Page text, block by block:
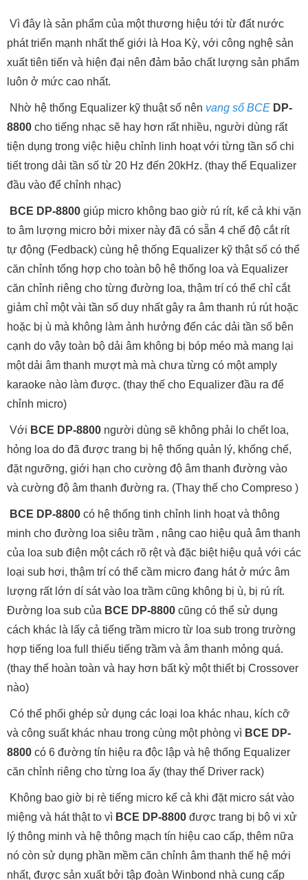
Vì đây là sản phẩm của một thương hiệu tới từ đất nước
phát triển mạnh nhất thế giới là Hoa Kỳ, với công nghệ sản
xuất tiên tiến và hiện đại nên đảm bảo chất lượng sản phẩm
luôn ở mức cao nhất.
Nhờ hệ thống Equalizer kỹ thuật số nên vang số BCE DP-
8800 cho tiếng nhạc sẽ hay hơn rất nhiều, người dùng rất
tiện dụng trong việc hiệu chỉnh linh hoạt với từng tần số chi
tiết trong dải tần số từ 20 Hz đến 20kHz. (thay thế Equalizer
đầu vào để chỉnh nhạc)
BCE DP-8800 giúp micro không bao giờ rú rít, kể cả khi vặn
to âm lượng micro bởi mixer này đã có sẵn 4 chế độ cắt rít
tự động (Fedback) cùng hệ thống Equalizer kỹ thật số có thể
căn chỉnh tổng hợp cho toàn bộ hệ thống loa và Equalizer
căn chỉnh riêng cho từng đường loa, thậm trí có thể chỉ cắt
giảm chỉ một vài tần số duy nhất gây ra âm thanh rú rút hoặc
hoặc bị ù mà không làm ảnh hưởng đến các dải tần số bên
cạnh do vậy toàn bộ dải âm không bị bóp méo mà mang lại
một dải âm thanh mượt mà mà chưa từng có một amply
karaoke nào làm được. (thay thế cho Equalizer đầu ra để
chỉnh micro)
Với BCE DP-8800 người dùng sẽ không phải lo chết loa,
hỏng loa do đã được trang bị hệ thống quản lý, khống chế,
đặt ngưỡng, giới hạn cho cường độ âm thanh đường vào
và cường độ âm thanh đường ra. (Thay thế cho Compreso )
BCE DP-8800 có hệ thống tinh chỉnh linh hoạt và thông
minh cho đường loa siêu trầm , nâng cao hiệu quả âm thanh
của loa sub điện một cách rõ rệt và đặc biệt hiệu quả với các
loại sub hơi, thậm trí có thể cầm micro đang hát ở mức âm
lượng rất lớn dí sát vào loa trầm cũng không bị ù, bị rú rít.
Đường loa sub của BCE DP-8800 cũng có thể sử dụng
cách khác là lấy cả tiếng trầm micro từ loa sub trong trường
hợp tiếng loa full thiếu tiếng trầm và âm thanh mỏng quá.
(thay thế hoàn toàn và hay hơn bất kỳ một thiết bị Crossover
nào)
Có thể phối ghép sử dụng các loại loa khác nhau, kích cỡ
và công suất khác nhau trong cùng một phòng vì BCE DP-
8800 có 6 đường tín hiệu ra độc lập và hệ thống Equalizer
căn chỉnh riêng cho từng loa ấy (thay thế Driver rack)
Không bao giờ bị rè tiếng micro kể cả khi đặt micro sát vào
miệng và hát thật to vì BCE DP-8800 được trang bị bộ vi xử
lý thông minh và hệ thông mạch tín hiệu cao cấp, thêm nữa
nó còn sử dụng phần mềm căn chỉnh âm thanh thế hệ mới
nhất, được sản xuất bởi tập đoàn Winbond nhà cung cấp